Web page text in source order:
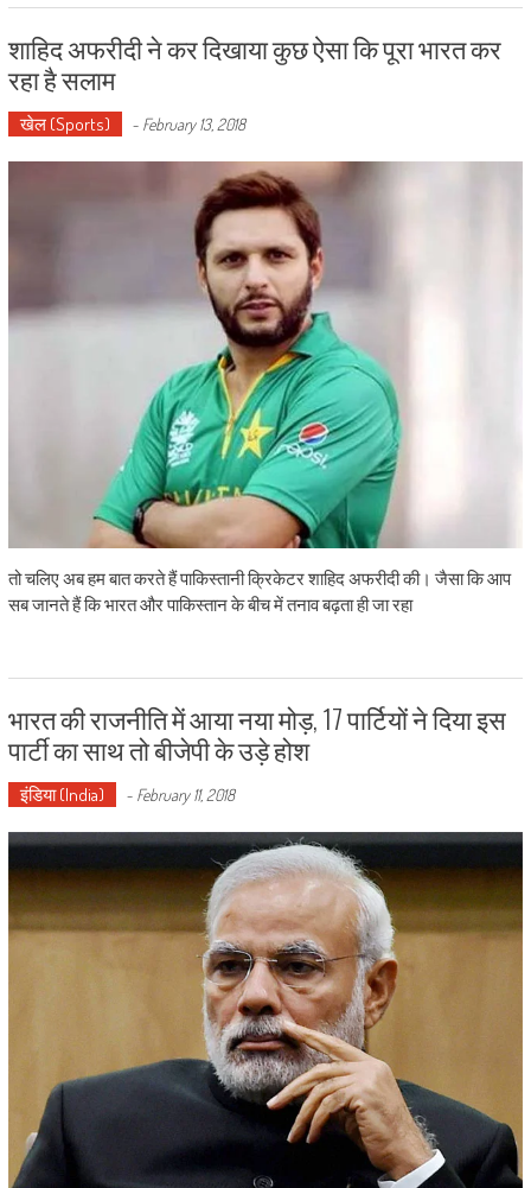
शाहिद अफरीदी ने कर दिखाया कुछ ऐसा कि पूरा भारत कर
रहा है सलाम
खेल (Sports) - February 13, 2018
तो चलिए अब हम बात करते हैं पाकिस्तानी क्रिकेटर शाहिद अफरीदी की। जैसा कि आप
सब जानते हैं कि भारत और पाकिस्तान के बीच में तनाव बढ़ता ही जा रहा
भारत की राजनीति में आया नया मोड़, 17 पार्टियों ने दिया इस
पार्टी का साथ तो बीजेपी के उड़े होश
इंडिया (India) - February 11, 2018